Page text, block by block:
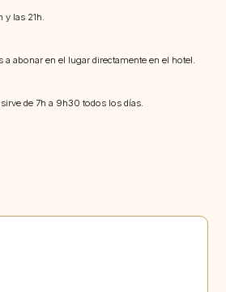
y las 21h.
abonar en el lugar directamente en el hotel.
de 7h a 9h30 todos los días.